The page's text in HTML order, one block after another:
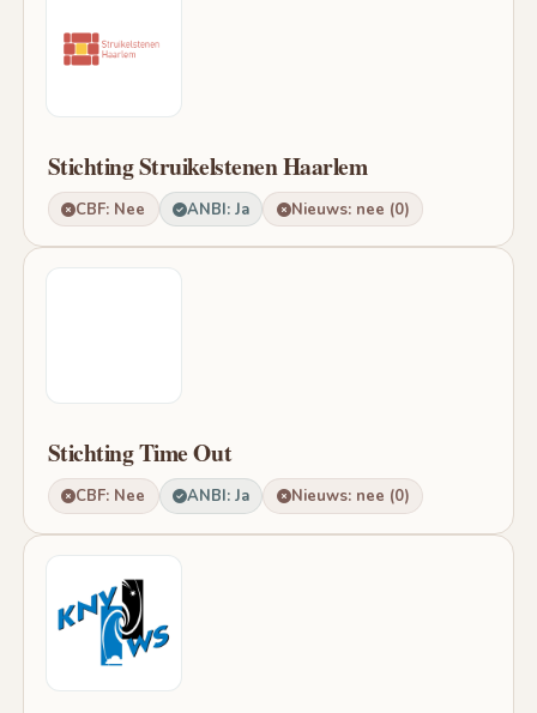
Stichting Struikelstenen Haarlem
CBF: Nee ANBI: Ja Nieuws: nee (0)
Stichting Time Out
CBF: Nee ANBI: Ja Nieuws: nee (0)